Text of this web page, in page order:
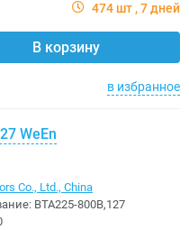
474 шт 7 дней
В корзину
в избранное
WeEn
Co., Ltd., China
BTA225-800B,127